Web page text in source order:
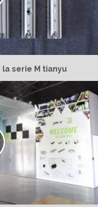
serie M tianyu